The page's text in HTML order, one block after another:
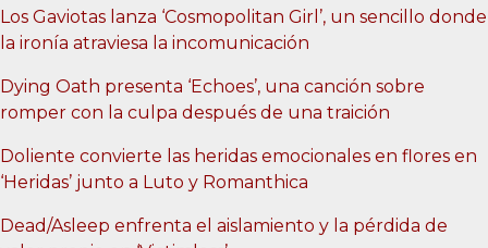
Los Gaviotas lanza ‘Cosmopolitan Girl’, un sencillo donde
la ironía atraviesa la incomunicación
Dying Oath presenta ‘Echoes’, una canción sobre
romper con la culpa después de una traición
Doliente convierte las heridas emocionales en flores en
‘Heridas’ junto a Luto y Romanthica
Dead/Asleep enfrenta el aislamiento y la pérdida de